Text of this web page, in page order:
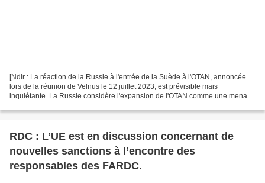
[Ndlr : La réaction de la Russie à l'entrée de la Suède à l'OTAN, annoncée
lors de la réunion de Velnus le 12 juillet 2023, est prévisible mais
inquiétante. La Russie considère l'expansion de l'OTAN comme une menace
RDC : L’UE est en discussion concernant de
nouvelles sanctions à l’encontre des
responsables des FARDC.